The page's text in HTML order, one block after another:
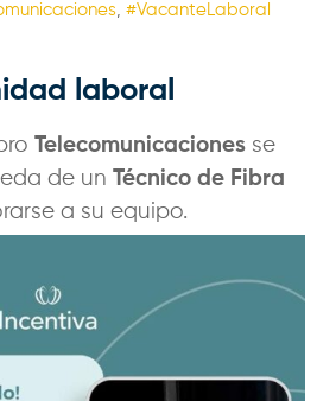
, #VacanteLaboral
laboral
Telecomunicaciones se
de un Técnico de Fibra
a su equipo.